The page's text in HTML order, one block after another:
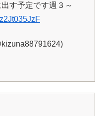
す予定です週３～